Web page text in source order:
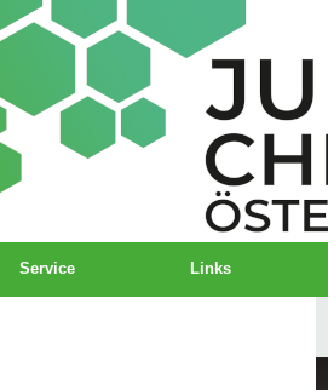
Service Links